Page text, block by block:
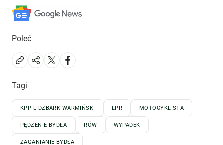
Poleć
Tagi
KPP LIDZBARK WARMIŃSKI LPR MOTOCYKLISTA
PĘDZENIE BYDŁA RÓW WYPADEK
ZAGANIANIE BYDŁA